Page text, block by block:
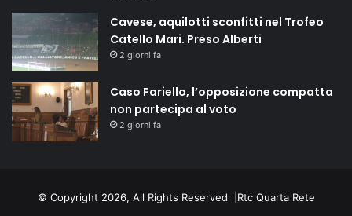
Cavese, aquilotti sconfitti nel Trofeo
Catello Mari. Preso Alberti
2 giorni fa
Caso Fariello, l’opposizione compatta
non partecipa al voto
2 giorni fa
© Copyright 2026, All Rights Reserved | Rtc Quarta Rete